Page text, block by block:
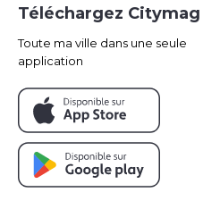
Téléchargez Citymag
Toute ma ville dans une seule
application